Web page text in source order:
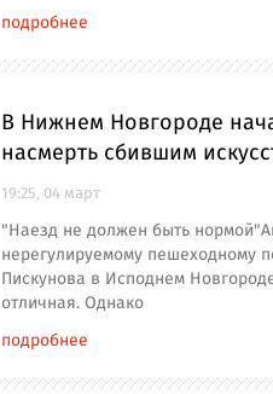
подробнее
В Нижнем Новгороде
насмерть сбившим
19:25, 04 март
"Наезд не должен быть
нерегулируемому пешеходному
Пискунова в Исподнем
отличная. Однако
подробнее